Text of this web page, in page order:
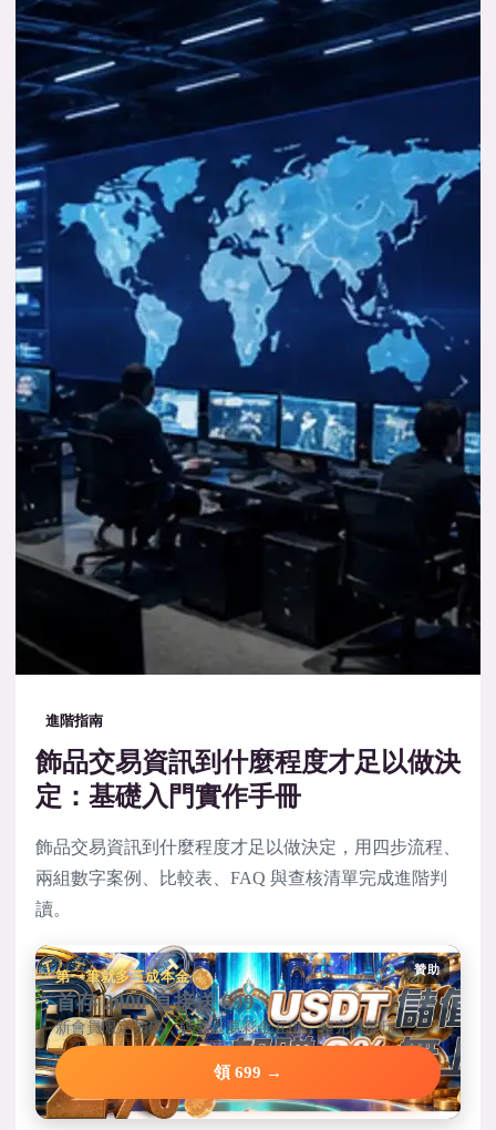
進階指南
飾品交易資訊到什麼程度才足以做決
定：基礎入門實作手冊
飾品交易資訊到什麼程度才足以做決定，用四步流程、
兩組數字案例、比較表、FAQ 與查核清單完成進階判
讀。
贊助
第一筆就多三成本金
首存 2000 直接送 699
新會員限定加碼，碼量只要彩金五倍，領完就能玩。
領 699 →